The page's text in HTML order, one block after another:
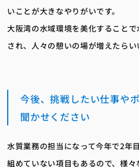
いことが大きなやりがいです。
大阪湾の水域環境を美化すること
され、人々の憩いの場が増えたらい
今後、挑戦したい仕事や
聞かせください
水質業務の担当になって今年で2年
組めていない項目もあるので、様